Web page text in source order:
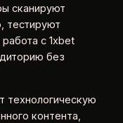
сканируют
тестируют
работа с 1xbet
без
технологическую
контента,